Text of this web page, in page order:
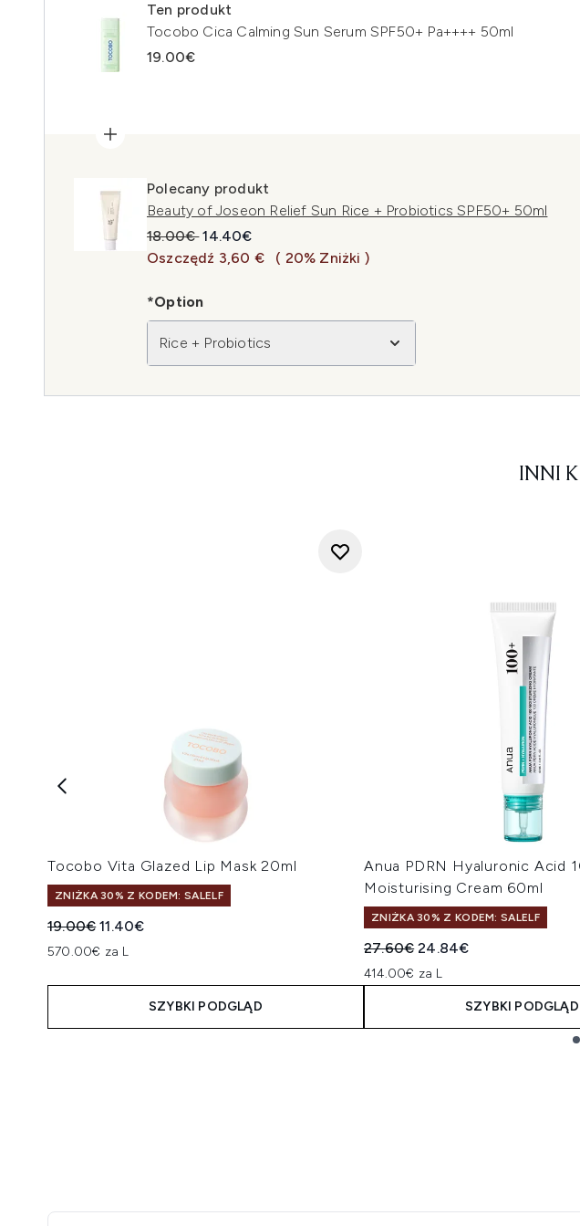
Ten produkt
Tocobo Cica Calming Sun Serum SPF50+ Pa++++ 50ml
19.00€
Polecany produkt
Beauty of Joseon Relief Sun Rice + Probiotics SPF50+ 50ml
Sugerowana cena detaliczna:
18.00€Aktualna cena:
14.40€
Oszczędź 3,60 €
( 20% Zniżki )
*Option
Rice + Probiotics
INNI
Tocobo Vita Glazed Lip Mask 20ml
ZNIŻKA 30% Z KODEM: SALELF
Sugerowana cena detaliczna:
19.00€Aktualna cena:
11.40€
570.00€ za L
SZYBKI PODGLĄD
Anua PDRN Hyaluronic Acid
Moisturising Cream 60ml
ZNIŻKA 30% Z KODEM: SALELF
Sugerowana cena detaliczna:
27.60€Aktualna cena:
24.84€
414.00€ za L
SZYBKI PODGLĄD